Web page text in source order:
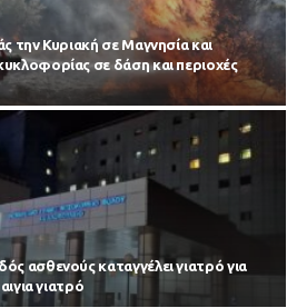
την Κυριακή σε Μαγνησία και
σε δάση και περιοχές
ασθενούς καταγγέλει γιατρό για
γιατρό